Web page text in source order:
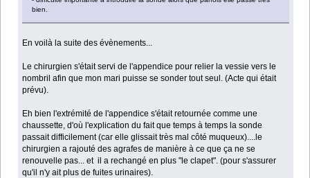
bien.
En voilà la suite des évènements...
Le chirurgien s'était servi de l'appendice pour relier la vessie vers le
nombril afin que mon mari puisse se sonder tout seul. (Acte qui était
prévu).
Eh bien l'extrémité de l'appendice s'était retournée comme une
chaussette, d'où l'explication du fait que temps à temps la sonde
passait difficilement (car elle glissait très mal côté muqueux)....le
chirurgien a rajouté des agrafes de manière à ce que ça ne se
renouvelle pas... et il a rechangé en plus "le clapet". (pour s'assurer
qu'il n'y ait plus de fuites urinaires).